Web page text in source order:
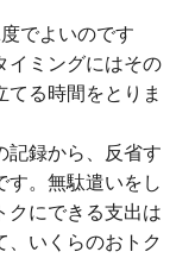
でよいのです
イミングにはその
てる時間をとりま
記録から、反省す
す。無駄遣いをし
クにできる支出は
、いくらのおトク